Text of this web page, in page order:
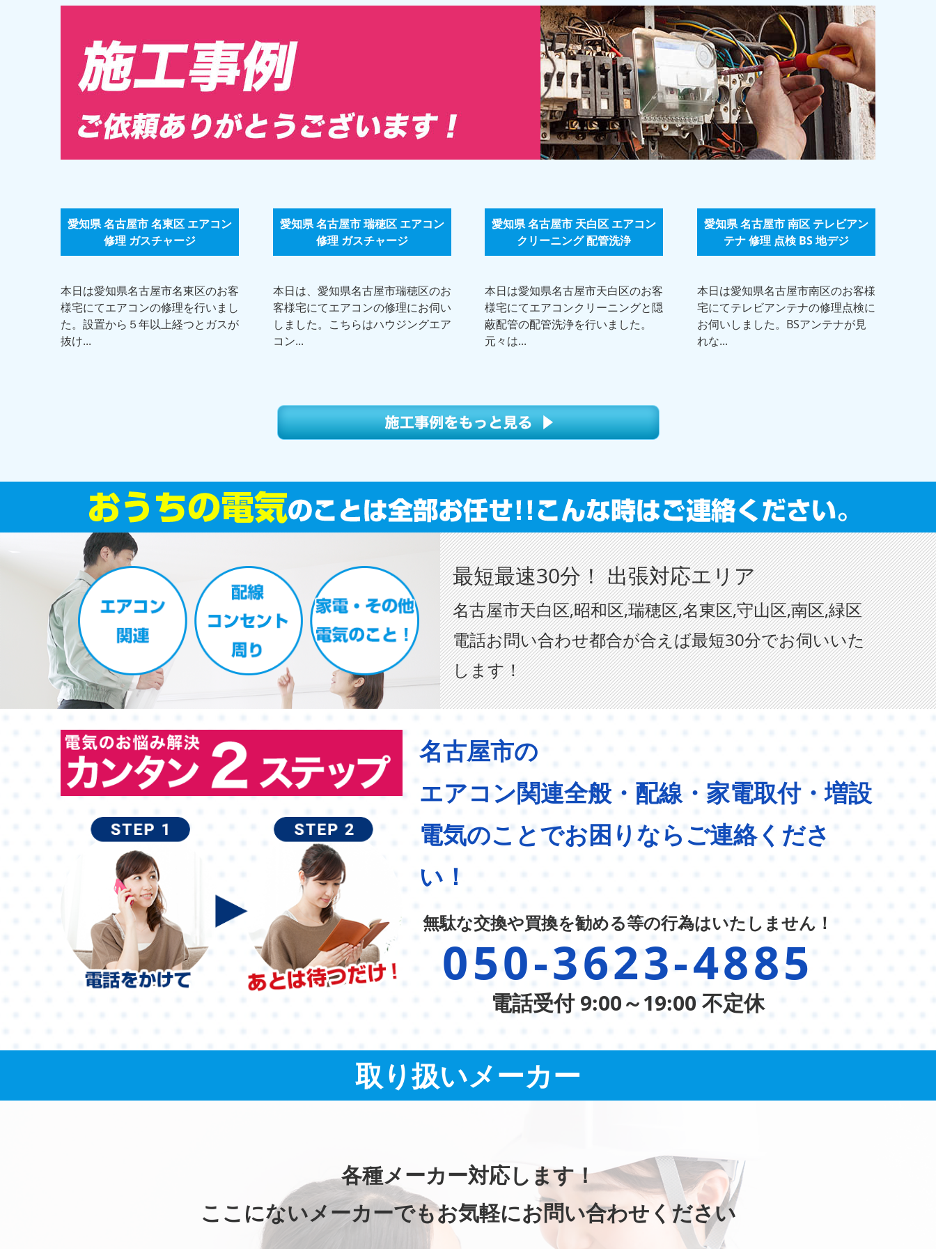
愛知県 名古屋市 名東区 エアコン
修理 ガスチャージ
本日は愛知県名古屋市名東区のお客
様宅にてエアコンの修理を行いまし
た。設置から５年以上経つとガスが
抜け...
愛知県 名古屋市 瑞穂区 エアコン
修理 ガスチャージ
本日は、愛知県名古屋市瑞穂区のお
客様宅にてエアコンの修理にお伺い
しました。こちらはハウジングエア
コン...
愛知県 名古屋市 天白区 エアコン
クリーニング 配管洗浄
本日は愛知県名古屋市天白区のお客
様宅にてエアコンクリーニングと隠
蔽配管の配管洗浄を行いました。
元々は...
愛知県 名古屋市 南区 テレビアン
テナ 修理 点検 BS 地デジ
本日は愛知県名古屋市南区のお客様
宅にてテレビアンテナの修理点検に
お伺いしました。BSアンテナが見
れな...
最短最速30分！ 出張対応エリア
名古屋市天白区,昭和区,瑞穂区,名東区,守山区,南区,緑区
電話お問い合わせ都合が合えば最短30分でお伺いいた
します！
名古屋市の
エアコン関連全般・配線・家電取付・増設
電気のことでお困りならご連絡くださ
い！
無駄な交換や買換を勧める等の行為はいたしません！
050-3623-4885
電話受付 9:00～19:00 不定休
取り扱いメーカー
各種メーカー対応します！
ここにないメーカーでもお気軽にお問い合わせください